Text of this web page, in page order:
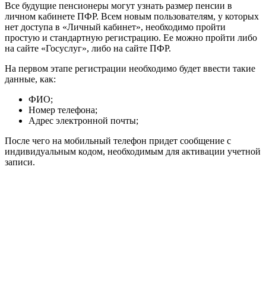
Все будущие пенсионеры могут узнать размер пенсии в
личном кабинете ПФР. Всем новым пользователям, у которых
нет доступа в «Личный кабинет», необходимо пройти
простую и стандартную регистрацию. Ее можно пройти либо
на сайте «Госуслуг», либо на сайте ПФР.
На первом этапе регистрации необходимо будет ввести такие
данные, как:
ФИО;
Номер телефона;
Адрес электронной почты;
После чего на мобильный телефон придет сообщение с
индивидуальным кодом, необходимым для активации учетной
записи.